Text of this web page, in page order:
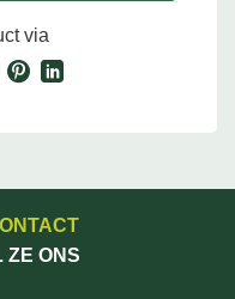
via
ZE ONS